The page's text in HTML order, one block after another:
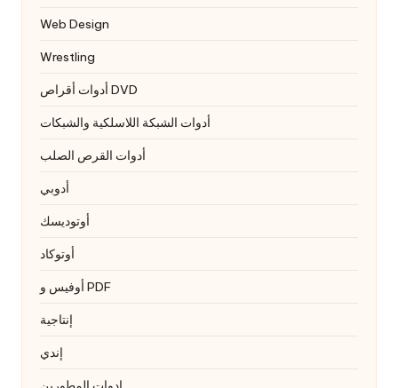
Web Design
Wrestling
أدوات أقراص DVD
أدوات الشبكة اللاسلكية والشبكات
أدوات القرص الصلب
أدوبي
أوتوديسك
أوتوكاد
أوفيس و PDF
إنتاجية
إندي